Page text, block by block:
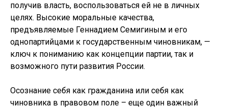
получив власть, воспользоваться ей не в личных
целях. Высокие моральные качества,
предъявляемые Геннадием Семигиным и его
однопартийцами к государственным чиновникам, —
ключ к пониманию как концепции партии, так и
возможного пути развития России.
Осознание себя как гражданина или себя как
чиновника в правовом поле – еще один важный